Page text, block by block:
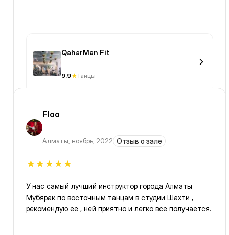
QaharMan Fit
9.9 Танцы
Floo
Алматы, ноябрь, 2022 Отзыв о зале
У нас самый лучший инструктор города Алматы
Мубярак по восточным танцам в студии Шахти ,
рекомендую ее , ней приятно и легко все получается.